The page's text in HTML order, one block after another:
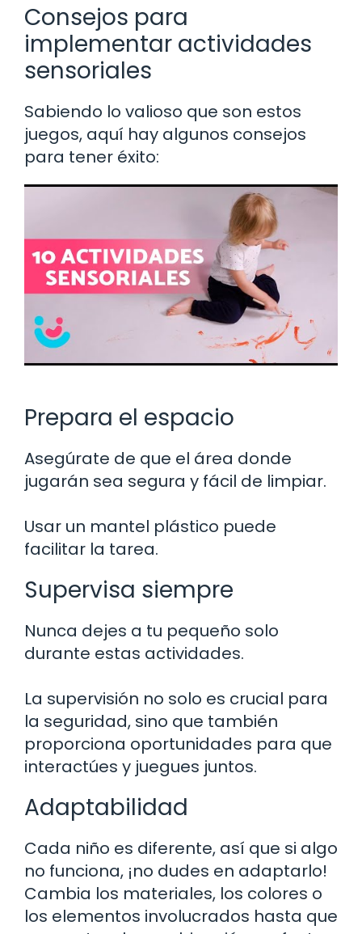
Consejos para
implementar actividades
sensoriales
Sabiendo lo valioso que son estos
juegos, aquí hay algunos consejos
para tener éxito:
Prepara el espacio
Asegúrate de que el área donde
jugarán sea segura y fácil de limpiar.
Usar un mantel plástico puede
facilitar la tarea.
Supervisa siempre
Nunca dejes a tu pequeño solo
durante estas actividades.
La supervisión no solo es crucial para
la seguridad, sino que también
proporciona oportunidades para que
interactúes y juegues juntos.
Adaptabilidad
Cada niño es diferente, así que si algo
no funciona, ¡no dudes en adaptarlo!
Cambia los materiales, los colores o
los elementos involucrados hasta que